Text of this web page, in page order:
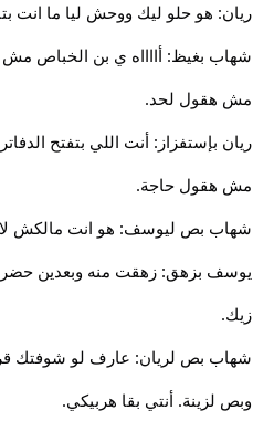
ريان: هو حلو ليك ووحش ليا ما انت
مش هقول لحد.
ريان بإستفزاز: أنت اللي بتفتح
مش هقول حاجة.
شهاب بص ليوسف: هو انت مالكش
يوسف بزهق: زهقت منه وبعدين
زيك.
شهاب بص لريان: عارف لو شوفتك
وبص لزينة. أنتي بقا هربيكي.